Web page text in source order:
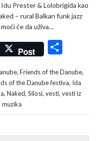
Prester & Lolobrigida kao
– rural Balkan funk jazz
će da uživa…
Post
a
r
, Friends of the Danube,
of the Danube festiva, Ida
, Naked, Silosi, vesti, vesti iz
muzika